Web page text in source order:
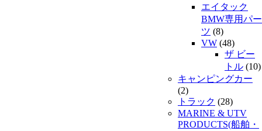
エイタック
BMW専用パー
ツ (8)
VW (48)
ザ ビー
トル (10)
キャンピングカー
(2)
トラック (28)
MARINE & UTV
PRODUCTS(船舶・